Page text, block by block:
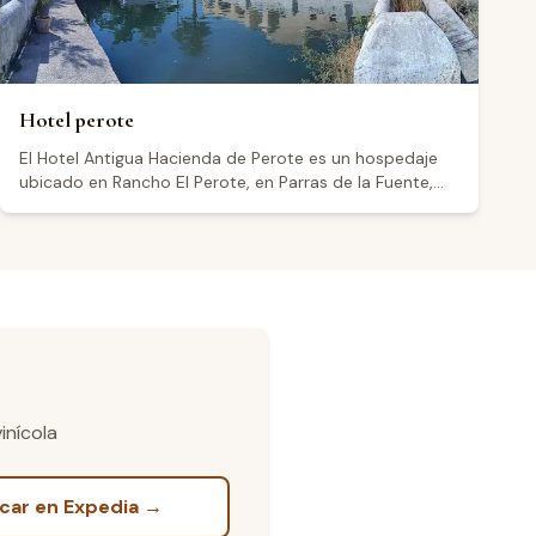
información puede contactarse al 871 187 0067.
Hotel perote
El Hotel Antigua Hacienda de Perote es un hospedaje
ubicado en Rancho El Perote, en Parras de la Fuente,
molienda de la uva para producir vinos y aguardientes.
Con una calificación de 4.2 sobre 5 basada en más de
positivamente su entorno y ambiente. Reservaciones al
correo reserva@hotelesenparras.com o al teléfono
en Expedia →